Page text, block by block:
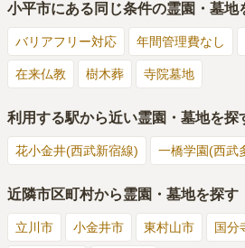
小平市にある同じ条件の霊園・墓地
バリアフリー対応 年間管理費なし
在来仏教 樹木葬 寺院墓地
利用する駅から近い霊園・墓地を探
花小金井(西武新宿線) 一橋学園(西武
近隣市区町村から霊園・墓地を探す
立川市 小金井市 東村山市 国分